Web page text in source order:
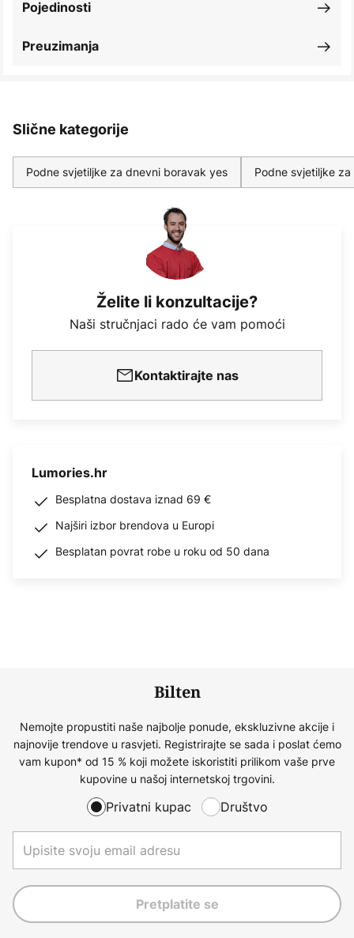
Pojedinosti
Preuzimanja
Slične kategorije
Podne svjetiljke za dnevni boravak yes Podne svjetiljke
Želite li konzultacije?
Naši stručnjaci rado će vam pomoći
Kontaktirajte nas
Lumories.hr
Besplatna dostava iznad 69 €
Najširi izbor brendova u Europi
Besplatan povrat robe u roku od 50 dana
Bilten
Nemojte propustiti naše najbolje ponude, ekskluzivne akcije i
najnovije trendove u rasvjeti. Registrirajte se sada i poslat ćemo
vam kupon* od 15 % koji možete iskoristiti prilikom vaše prve
kupovine u našoj internetskoj trgovini.
Privatni kupac Društvo
Pretplatite se